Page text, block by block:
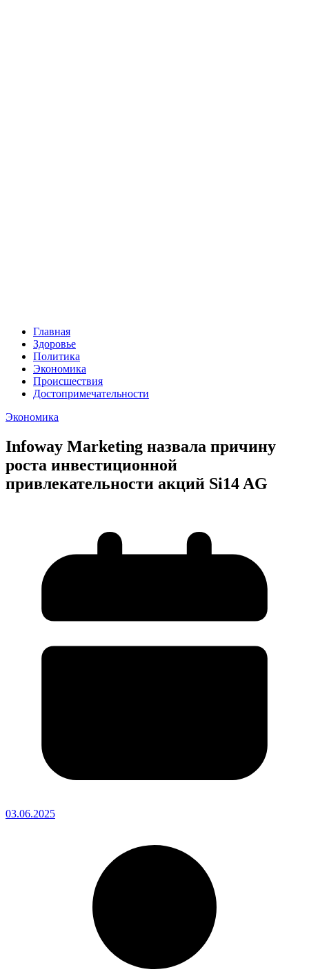
Главная
Здоровье
Политика
Экономика
Происшествия
Достопримечательности
Экономика
Infoway Marketing назвала причину
роста инвестиционной
привлекательности акций Si14 AG
03.06.2025